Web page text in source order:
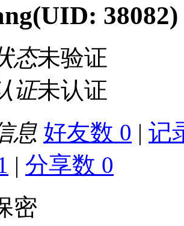
(UID: 38082)
态未验证
证未认证
息 好友数 0 | 记
| 分享数 0
密